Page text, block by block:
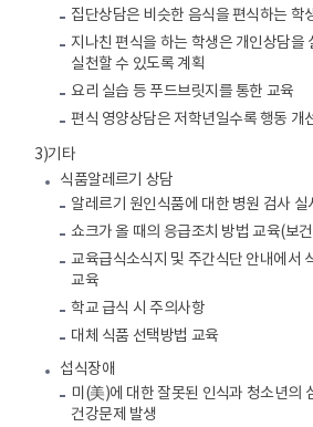
집단상담은 비슷한 음식을 편식하는 학
지나친 편식을 하는 학생은 개인상담을
실천할 수 있도록 계획
요리 실습 등 푸드브릿지를 통한 교육
편식 영양상담은 저학년일수록 행동 개
3)기타
식품알레르기 상담
알레르기 원인식품에 대한 병원 검사 실
쇼크가 올 때의 응급조치 방법 교육(보
교육급식소식지 및 주간식단 안내에서
교육
학교 급식 시 주의사항
대체 식품 선택방법 교육
섭식장애
미(美)에 대한 잘못된 인식과 청소년의
건강문제 발생